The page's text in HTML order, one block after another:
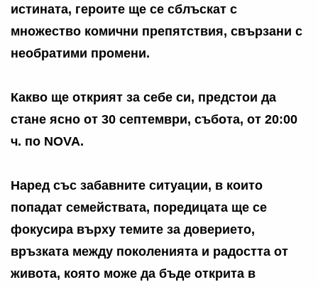
истината, героите ще се сблъскат с
множество комични препятствия, свързани с
необратими промени.
Какво ще открият за себе си, предстои да
стане ясно от 30 септември, събота, от 20:00
ч. по NOVA.
Наред със забавните ситуации, в които
попадат семействата, поредицата ще се
фокусира върху темите за доверието,
връзката между поколенията и радостта от
живота, която може да бъде открита в